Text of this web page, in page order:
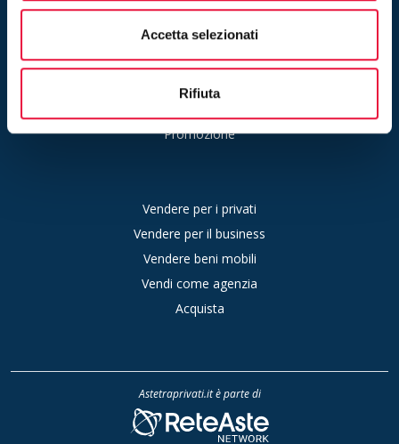
Accetta selezionati
Rifiuta
Resta aggiornato
Gestione preferenze cookie
Promozione
Vendere per i privati
Vendere per il business
Vendere beni mobili
Vendi come agenzia
Acquista
Astetraprivati.it è parte di